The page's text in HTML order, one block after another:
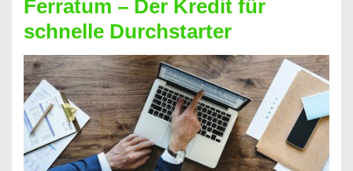
Ferratum – Der Kredit für
schnelle Durchstarter